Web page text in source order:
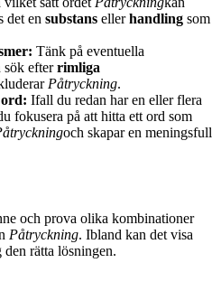
det en substans ellerhandling som
Tänk på eventuella
sök efterrimliga
Påtryckning.
Ifall du redan har en eller flera
fokusera på att hitta ett ord som
och skapar en meningsfull
och prova olika kombinationer
Påtryckning. Ibland kan det visa
rätta lösningen.